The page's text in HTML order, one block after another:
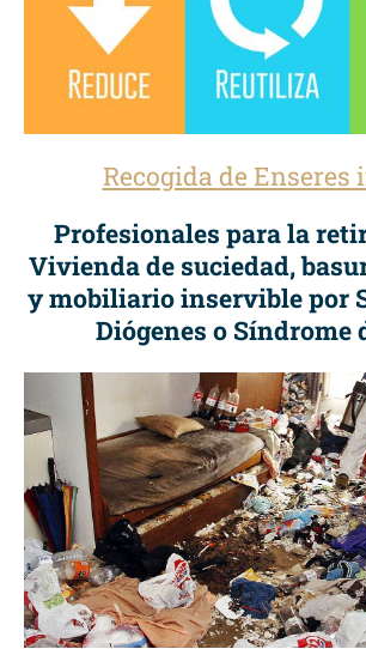
Recogida de Enseres
Profesionales para la
Vivienda de suciedad,
y mobiliario inservible por
Diógenes o Síndrome